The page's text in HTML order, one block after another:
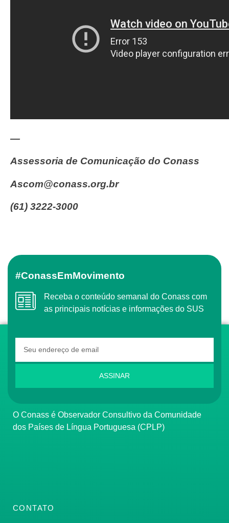
—
Assessoria de Comunicação do Conass
ascom@conass.org.br
(61) 3222-3000
#ConassEmMovimento
Receba o conteúdo semanal do Conass com
as principais notícias e informações do SUS
ASSINAR
O Conass é Observador Consultivo da Comunidade
dos Países de Língua Portuguesa (CPLP)
CONTATO